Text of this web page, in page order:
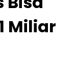
Miliar